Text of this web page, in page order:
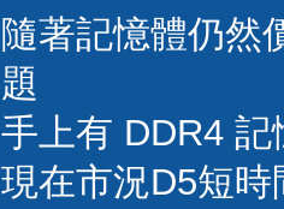
隨著記憶體仍然
題
手上有 DDR4
現在市況D5短